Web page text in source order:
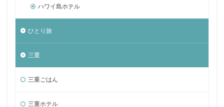
ハワイ島ホテル
ひとり旅
三重
三重ごはん
三重ホテル